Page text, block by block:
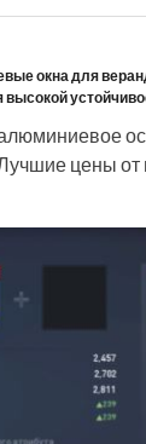
окна для
высокой
цены от